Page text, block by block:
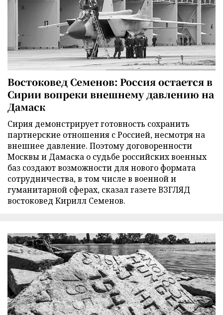
Востоковед Семенов: Россия остается в
Сирии вопреки внешнему давлению на
Дамаск
Сирия демонстрирует готовность сохранить
партнерские отношения с Россией, несмотря на
внешнее давление. Поэтому договоренности
Москвы и Дамаска о судьбе российских военных
баз создают возможности для нового формата
сотрудничества, в том числе в военной и
гуманитарной сферах, сказал газете ВЗГЛЯД
востоковед Кирилл Семенов.